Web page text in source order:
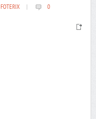
FOTERIX 0